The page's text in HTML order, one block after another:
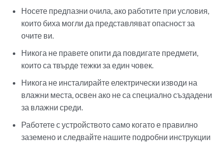
Носете предпазни очила, ако работите при условия,
които биха могли да представляват опасност за
очите ви.
Никога не правете опити да повдигате предмети,
които са твърде тежки за един човек.
Никога не инсталирайте електрически изводи на
влажни места, освен ако не са специално създадени
за влажни среди.
Работете с устройството само когато е правилно
заземено и следвайте нашите подробни инструкции